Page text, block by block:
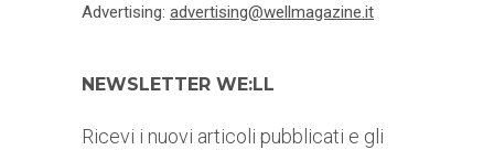
Advertising: advertising@wellmagazine.it
NEWSLETTER WE:LL
Ricevi i nuovi articoli pubblicati e gli